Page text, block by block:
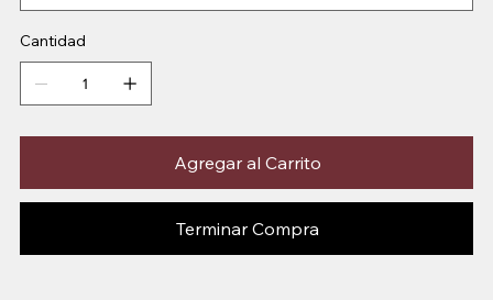
Cantidad
Agregar al Carrito
Terminar Compra